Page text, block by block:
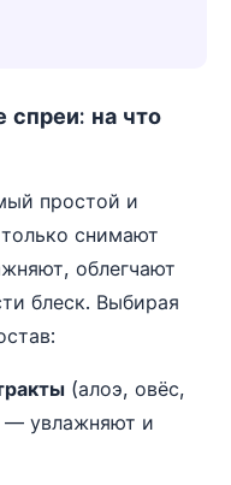
спреи: на что
простой и
снимают
облегчают
блеск. Выбирая
(алоэ, овёс,
— увлажняют и